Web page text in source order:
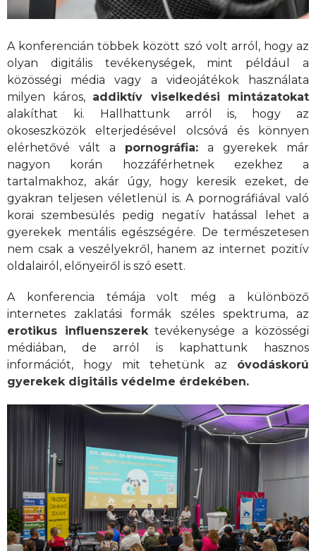
A konferencián többek között szó volt arról, hogy az
olyan digitális tevékenységek, mint például a
közösségi média vagy a videojátékok használata
milyen káros, addiktív viselkedési mintázatokat
alakíthat ki. Hallhattunk arról is, hogy az
okoseszközök elterjedésével olcsóvá és könnyen
elérhetővé vált a pornográfia:a gyerekek már
nagyon korán hozzáférhetnek ezekhez a
tartalmakhoz, akár úgy, hogy keresik ezeket, de
gyakran teljesen véletlenül is. A pornográfiával való
korai szembesülés pedig negatív hatással lehet a
gyerekek mentális egészségére. De természetesen
nem csak a veszélyekről, hanem az internet pozitív
oldalairól, előnyeiről is szó esett.
A konferencia témája volt még a különböző
internetes zaklatási formák széles spektruma, az
erotikus influenszerektevékenysége a közösségi
médiában, de arról is kaphattunk hasznos
információt, hogy mit tehetünk az óvodáskorú
gyerekek digitális védelme érdekében.